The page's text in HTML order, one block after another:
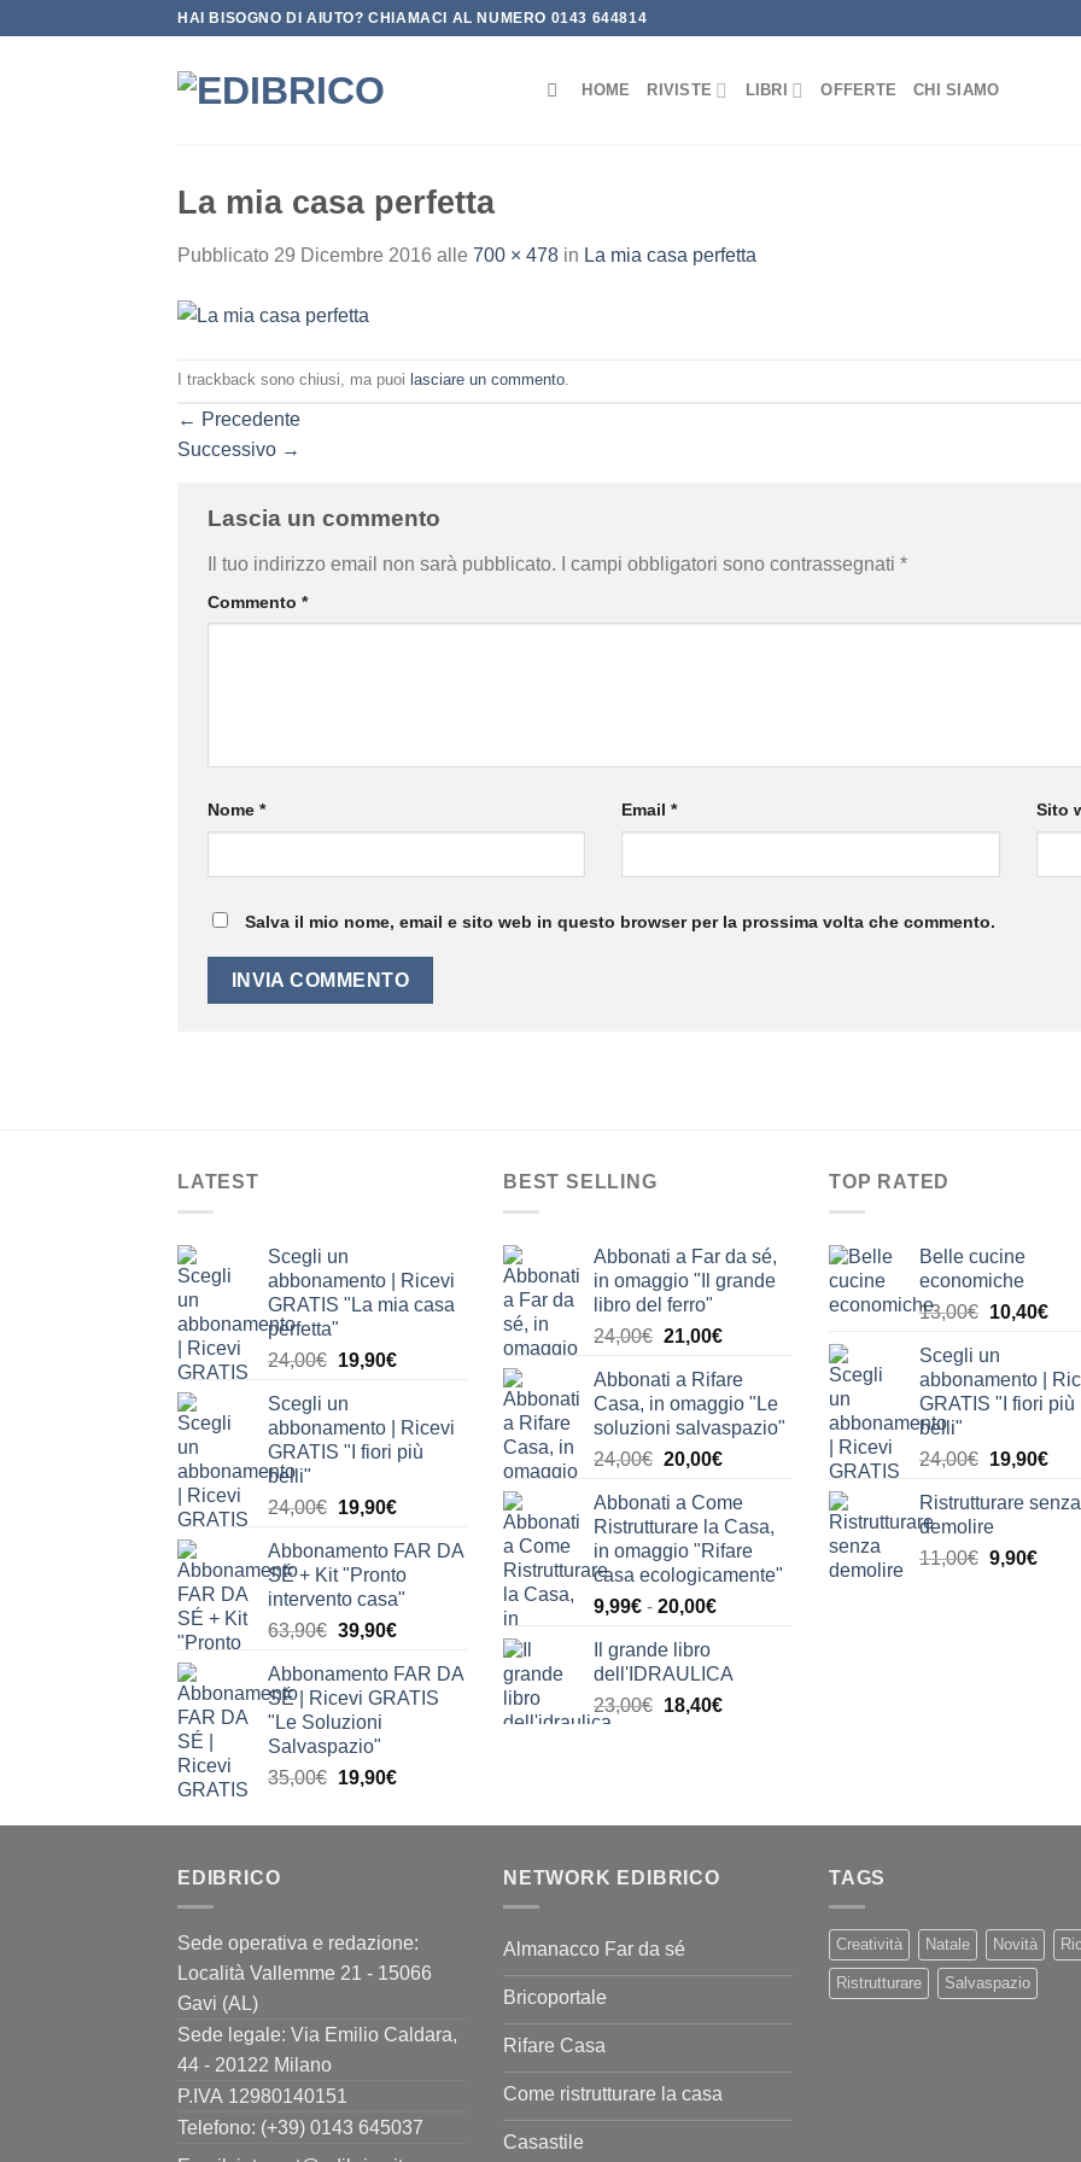
HAI BISOGNO DI AIUTO? CHIAMACI AL NUMERO 0143 644814
HOME RIVISTE LIBRI OFFERTE CHI SIAMO
La mia casa perfetta
Pubblicato 29 Dicembre 2016 alle 700 × 478 in La mia casa perfetta
I trackback sono chiusi, ma puoi lasciare un commento.
← Precedente
Successivo →
Lascia un commento
Il tuo indirizzo email non sarà pubblicato. I campi obbligatori sono contrassegnati *
Commento *
Nome * Email* Sito
Salva il mio nome, email e sito web in questo browser per la prossima volta che commento.
LATEST
Scegli un
abbonamento | Ricevi
GRATIS "La mia casa
perfetta"
24,00€ Il
originale
era:
24,00€.
19,90€Il
è:
19,90€.
Scegli un
abbonamento | Ricevi
GRATIS "I fiori più
belli"
24,00€ Il
originale
era:
24,00€.
19,90€Il
attuale
è:
19,90€.
Abbonamento FAR DA
SÉ + Kit "Pronto
intervento casa"
63,90€ Il
originale
era:
63,90€.
39,90€Il
attuale
è:
Abbonamento FAR DA
SÉ | Ricevi GRATIS
"Le Soluzioni
Salvaspazio"
35,00€ Il
originale
19,90€Il
attuale
BEST SELLING
Abbonati a Far da sé,
in omaggio "Il grande
libro del ferro"
24,00€ Il
originale
era:
24,00€.
21,00€Il
attuale
è:
21,00€.
Abbonati a Rifare
Casa, in omaggio "Le
soluzioni salvaspazio"
24,00€ Il
originale
era:
24,00€.
20,00€Il
attuale
è:
20,00€.
Abbonati a Come
Ristrutturare la Casa,
in omaggio "Rifare
casa ecologicamente"
9,99€ - 20,00€Fascia
da
9,99€
Il grande libro
dell'IDRAULICA
23,00€ Il
18,40€Il
TOP RATED
Belle cucine
economiche
13,00€ Il
originale
era:
13,00€.
10,40€Il
è:
Scegli un
abbonamento |
GRATIS "I fiori più
belli"
24,00€ Il
originale
era:
24,00€.
19,90€Il
Ristrutturare senza
demolire
11,00€ Il
9,90€Il
EDIBRICO
Sede operativa e redazione:
Località Vallemme 21 - 15066
Gavi (AL)
Sede legale: Via Emilio Caldara,
44 - 20122 Milano
P.IVA 12980140151
Telefono: (+39) 0143 645037
NETWORK EDIBRICO
Almanacco Far da sé
Bricoportale
Rifare Casa
Come ristrutturare la casa
Casastile
TAGS
Creatività Natale Novità
Ristrutturare Salvaspazio